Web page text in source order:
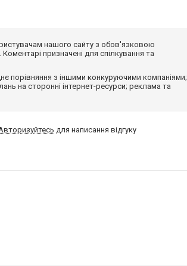
нашого сайту з обов'язковою
призначені для спілкування та
порівняння з іншими конкуруючими компаніями;
на сторонні інтернет-ресурси; реклама та
для написання відгуку